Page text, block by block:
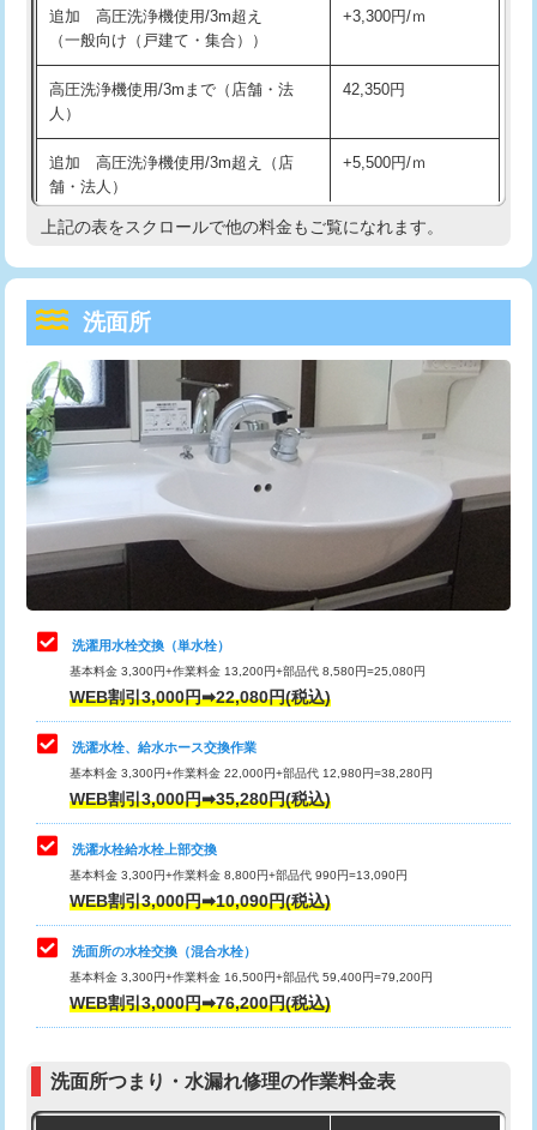
マス交換（深さ50㎝以上） 66,000円
コンクリート斫り（厚さ10㎝まで） 27,500円
コンクリート斫り（厚さ10㎝超え）
モルタル補修（厚さ10㎝まで）
モルタル補修（厚さ10㎝超え） 38,500円
洗面台設置 38,500円
追加人工
廃棄・処分 現場見積
※給水管工事は20mmまでの価格です。
持込商品取付（混合水栓） 16,500円
給水管工事※（ホール加工)
給水管工事※（バンド止め) 3,300円
給水管工事※（支持金具設置) 5,500円
給水管工事※（保温材使用（バンド止
め込み）)
5,500円
給水管工事※（土の掘削・埋め戻し作
業)
11,000円
給水管工事※（塩ビ管（VP・HI）使
用/3ｍまで)
33,000円
給水管工事※（塩ビ管（VP・HI）使
用（追加）/3ｍ超え)
給水管工事※（ライニング鋼管・銅
管・ポリ管・HT管使用/3ｍまで)
44,000円
給水管工事※（ライニング鋼管・銅
管・ポリ管・HT管使用/3ｍ超え)
排水管工事（土の掘削・埋め戻し作
業）
排水管工事（排水管工事/3ｍまで） 55,000円
排水管工事（追加 排水管工事/3ｍ超
え）
マス交換（土の掘削・埋め戻し作業）
マス交換（深さ50㎝未満）
マス交換（深さ50㎝以上）
追加 高圧洗浄機使用/3m超え
（一般向け（戸建て・集合））
+3,300円/ｍ
高圧洗浄機使用/3mまで（店舗・法
人）
42,350円
追加 高圧洗浄機使用/3m超え（店
舗・法人）
+5,500円/ｍ
高度高圧洗浄換 現地調査
トーラー機使用/3mまで
追加トーラー機使用/3m超え +3,300円
カメラ調査 33,000円
桝清掃
止水・漏水調査・防水処理・清掃・修
理・調整・分解・加工など（軽作業）
11,000円
止水・漏水調査・防水処理・清掃・修
理・調整・分解・加工など（中作業）
22,000円
止水・漏水調査・防水処理・清掃・修
理・調整・分解・加工など（重作業）
33,000円
キッチンタンク脱着
その他部品の脱着
交換・取付（タンク）
交換・取付(単水栓（壁付・デッキ
式）)
交換・取付(混合水栓（壁付・デッキ
式・ワンホール）)
16,500円+材料費
（P/S/ポップアップ））
交換・取付（その他部品） 11,000円+材料費
上記の表をスクロールで他の料金もご覧になれます。
洗面所
洗濯用水栓交換（単水栓）
基本料金 3,300円+作業料金 13,200円+部品代 8,580円=25,080円
WEB割引3,000円➡22,080円(税込)
洗濯水栓、給水ホース交換作業
基本料金 3,300円+作業料金 22,000円+部品代 12,980円=38,280円
WEB割引3,000円➡35,280円(税込)
洗濯水栓給水栓上部交換
基本料金 3,300円+作業料金 8,800円+部品代 990円=13,090円
WEB割引3,000円➡10,090円(税込)
洗面所の水栓交換（混合水栓）
基本料金 3,300円+作業料金 16,500円+部品代 59,400円=79,200円
WEB割引3,000円➡76,200円(税込)
洗面所つまり・水漏れ修理の作業料金表